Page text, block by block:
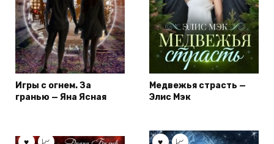
Игры с огнем. За
гранью — Яна Ясная
Медвежья страсть —
Элис Мэк